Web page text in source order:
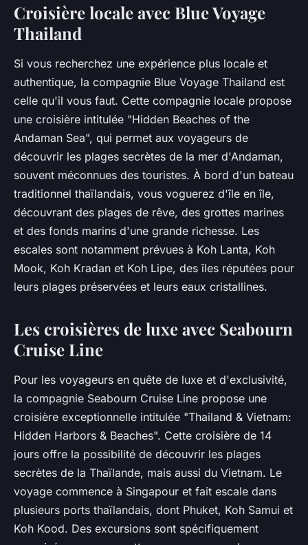
Croisière locale avec Blue Voyage
Thailand
Si vous recherchez une expérience plus locale et
authentique, la compagnie Blue Voyage Thailand est
celle qu'il vous faut. Cette compagnie locale propose
une croisière intitulée "Hidden Beaches of the
Andaman Sea", qui permet aux voyageurs de
découvrir les plages secrètes de la mer d'Andaman,
souvent méconnues des touristes. À bord d'un bateau
traditionnel thaïlandais, vous voguerez d'île en île,
découvrant des plages de rêve, des grottes marines
et des fonds marins d'une grande richesse. Les
escales sont notamment prévues à Koh Lanta, Koh
Mook, Koh Kradan et Koh Lipe, des îles réputées pour
leurs plages préservées et leurs eaux cristallines.
Les croisières de luxe avec Seabourn
Cruise Line
Pour les voyageurs en quête de luxe et d'exclusivité,
la compagnie Seabourn Cruise Line propose une
croisière exceptionnelle intitulée "Thailand & Vietnam:
Hidden Harbors & Beaches". Cette croisière de 14
jours offre la possibilité de découvrir les plages
secrètes de la Thaïlande, mais aussi du Vietnam. Le
voyage commence à Singapour et fait escale dans
plusieurs ports thaïlandais, dont Phuket, Koh Samui et
Koh Kood. Des excursions sont spécifiquement